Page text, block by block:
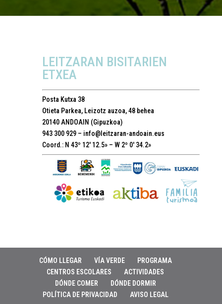
LEITZARAN BISITARIEN
ETXEA
Posta Kutxa 38
Otieta Parkea, Leizotz auzoa, 48 behea
20140 ANDOAIN (Gipuzkoa)
943 300 929 – info@leitzaran-andoain.eus
Coord.: N 43º 12′ 12.5» – W 2º 0′ 34.2»
CÓMO LLEGAR VÍA VERDE
PROGRAMA
CENTROS ESCOLARES
ACTIVIDADES
DÓNDE COMER
DÓNDE DORMIR
POLÍTICA DE PRIVACIDAD
AVISO LEGAL